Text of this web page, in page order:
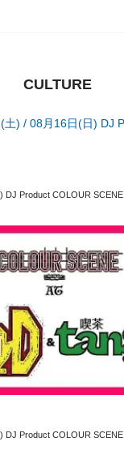
CULTURE
DJ Product COLOUR SCENE
DJ Product COLOUR SCENE